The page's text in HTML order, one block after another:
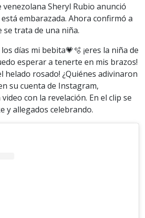
venezolana Sheryl Rubio anunció
embarazada. Ahora confirmó a
se trata de una niña.
días mi bebita💗🫧 ¡eres la niña de
esperar a tenerte en mis brazos!
helado rosado! ¿Quiénes adivinaron
su cuenta de Instagram,
con la revelación. En el clip se
y allegados celebrando.